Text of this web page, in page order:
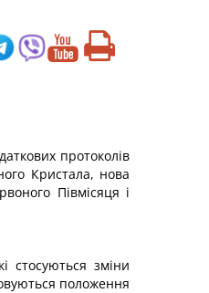
протоколів
Кристала, нова
Півмісяця і
стосуються зміни
положення